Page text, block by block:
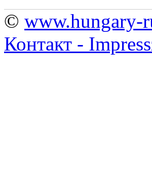
© www.hungary-
Контакт -